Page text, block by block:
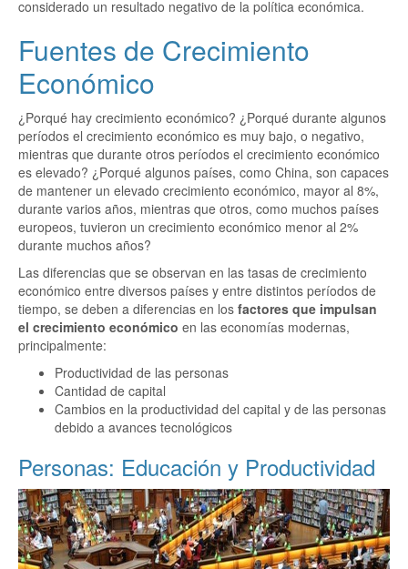
considerado un resultado negativo de la política económica.
Fuentes de Crecimiento
Económico
¿Porqué hay crecimiento económico? ¿Porqué durante algunos
períodos el crecimiento económico es muy bajo, o negativo,
mientras que durante otros períodos el crecimiento económico
es elevado? ¿Porqué algunos países, como China, son capaces
de mantener un elevado crecimiento económico, mayor al 8%,
durante varios años, mientras que otros, como muchos países
europeos, tuvieron un crecimiento económico menor al 2%
durante muchos años?
Las diferencias que se observan en las tasas de crecimiento
económico entre diversos países y entre distintos períodos de
tiempo, se deben a diferencias en los factores que impulsan
el crecimiento económico en las economías modernas,
principalmente:
Productividad de las personas
Cantidad de capital
Cambios en la productividad del capital y de las personas
debido a avances tecnológicos
Personas: Educación y Productividad